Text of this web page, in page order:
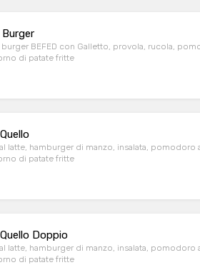
burger BEFED con Galletto, provola, rucola,
di patate fritte
latte, hamburger di manzo, insalata, pomodoro
di patate fritte
Doppio
latte, hamburger di manzo, insalata, pomodoro
di patate fritte